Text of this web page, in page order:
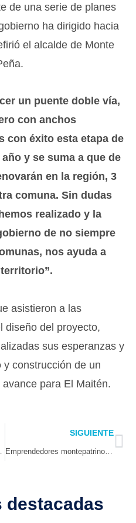
de una serie de planes
ha dirigido hacia
el alcalde de Monte
un puente doble vía,
con anchos
con éxito esta etapa de
y se suma a que de
en la región, 3
comuna. Sin dudas
realizado y la
de no siempre
nos ayuda a
asistieron a las
diseño del proyecto,
sus esperanzas y
construcción de un
para El Maitén.
se encuentran en Illapel
SIGUIENTE
Emprendedores montepatrinos se preparan para participar en la nueva versión del festival Anatauma Kullkutaya
destacadas